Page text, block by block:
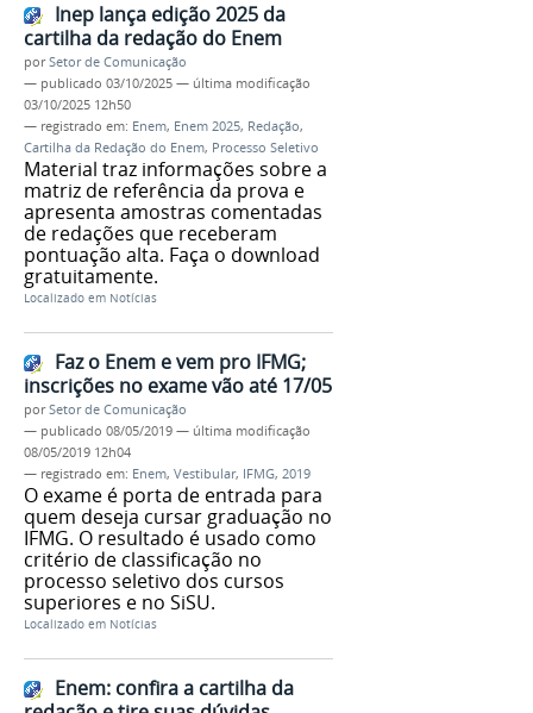
Inep lança edição 2025 da
cartilha da redação do Enem
porSetor de Comunicação
— publicado 03/10/2025 — última modificação
03/10/2025 12h50
— registrado em: Enem, Enem 2025, Redação,
Cartilha da Redação do Enem, Processo Seletivo
Material traz informações sobre a
matriz de referência da prova e
apresenta amostras comentadas
de redações que receberam
pontuação alta. Faça o download
gratuitamente.
Localizado em Notícias
Faz o Enem e vem pro IFMG;
inscrições no exame vão até 17/05
porSetor de Comunicação
— publicado 08/05/2019 — última modificação
08/05/2019 12h04
— registrado em: Enem, Vestibular, IFMG, 2019
O exame é porta de entrada para
quem deseja cursar graduação no
IFMG. O resultado é usado como
critério de classificação no
processo seletivo dos cursos
superiores e no SiSU.
Localizado em Notícias
Enem: confira a cartilha da